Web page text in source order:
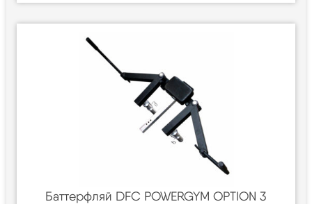
Баттерфляй DFC POWERGYM OPTION 3